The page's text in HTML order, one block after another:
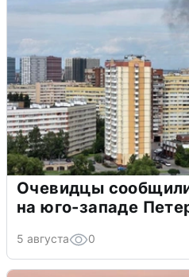
Очевидцы
на юго-западе
5 августа 0